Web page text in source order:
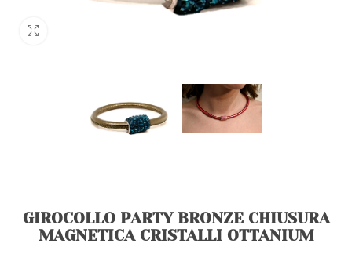
GIROCOLLO PARTY BRONZE CHIUSURA
MAGNETICA CRISTALLI OTTANIUM